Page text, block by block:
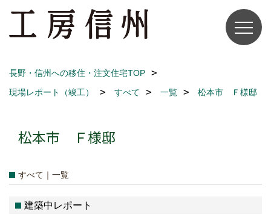
長野・信州への移住・注文住宅TOP
現場レポート（竣工）
すべて 一覧 松本市 Ｆ様邸
松本市 Ｆ様邸
すべて｜一覧
建築中レポート